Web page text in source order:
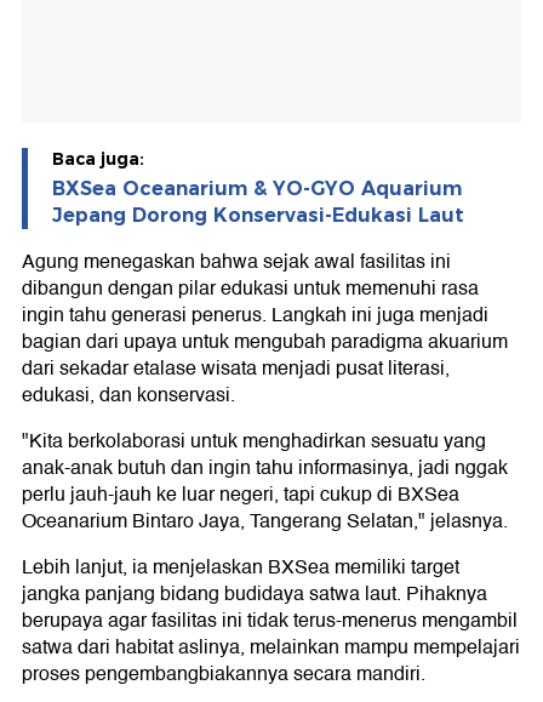
Baca juga:
BXSea Oceanarium & YO-GYO Aquarium
Jepang Dorong Konservasi-Edukasi Laut
Agung menegaskan bahwa sejak awal fasilitas ini
dibangun dengan pilar edukasi untuk memenuhi rasa
ingin tahu generasi penerus. Langkah ini juga menjadi
bagian dari upaya untuk mengubah paradigma akuarium
dari sekadar etalase wisata menjadi pusat literasi,
edukasi, dan konservasi.
"Kita berkolaborasi untuk menghadirkan sesuatu yang
anak-anak butuh dan ingin tahu informasinya, jadi nggak
perlu jauh-jauh ke luar negeri, tapi cukup di BXSea
Oceanarium Bintaro Jaya, Tangerang Selatan," jelasnya.
Lebih lanjut, ia menjelaskan BXSea memiliki target
jangka panjang bidang budidaya satwa laut. Pihaknya
berupaya agar fasilitas ini tidak terus-menerus mengambil
satwa dari habitat aslinya, melainkan mampu mempelajari
proses pengembangbiakannya secara mandiri.